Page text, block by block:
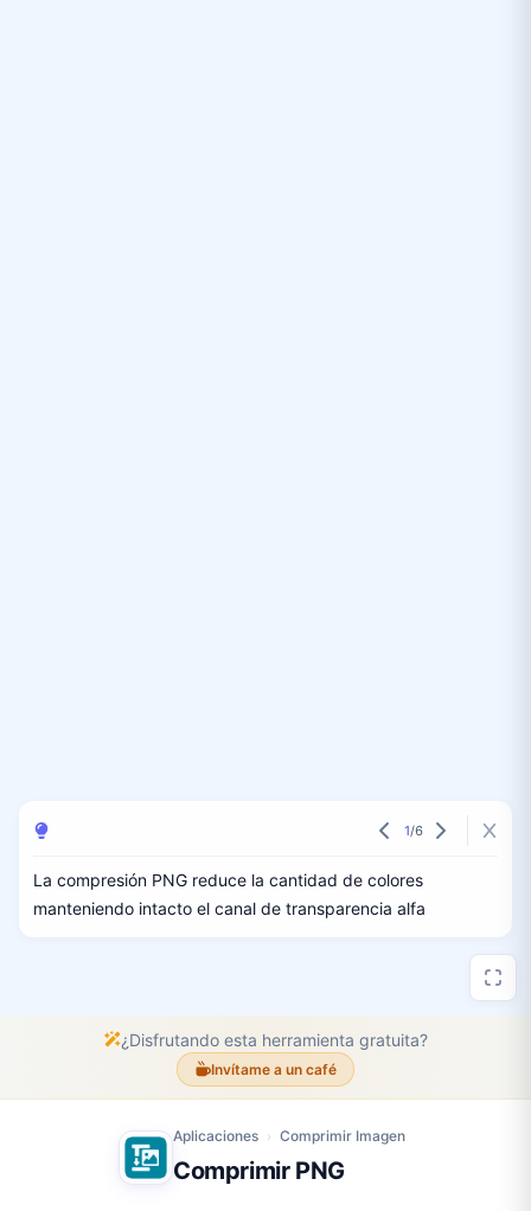
Aplicaciones › Comprimir Imagen
Comprimir PNG
La compresión PNG reduce la cantidad de colores
manteniendo intacto el canal de transparencia alfa
1/6
¿Disfrutando esta herramienta gratuita?
Invítame a un café